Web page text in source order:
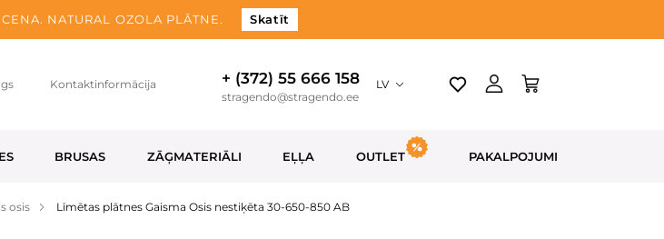
NATURAL OZOLA PLĀTNE. Skatīt
Kontaktinformācija + (372) 55 666 158
stragendo@stragendo.ee
LV
BRUSAS ZĀĢMATERIĀLI EĻĻA OUTLET PAKALPOJUMI
osis Līmētas plātnes Gaisma Osis nestiķēta 30-650-850 AB